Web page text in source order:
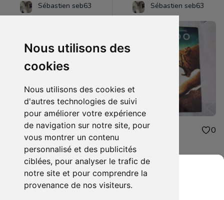
Nous utilisons des
cookies
Nous utilisons des cookies et
d'autres technologies de suivi
pour améliorer votre expérience
de navigation sur notre site, pour
vous montrer un contenu
personnalisé et des publicités
ciblées, pour analyser le trafic de
notre site et pour comprendre la
provenance de nos visiteurs.
Sébastien seb63
48.00€ 0
figurine one piece oden
Sébastien seb63
1.00€ 0